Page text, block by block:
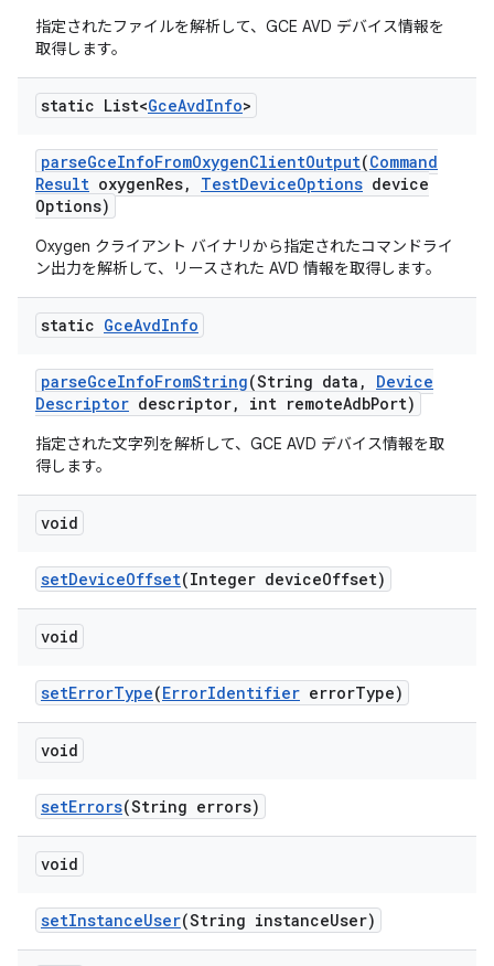
指定されたファイルを解析して、GCE AVD デバイス情報を
取得します。
static List<GceAvdInfo>
parseGceInfoFromOxygenClientOutput(Command
Result oxygenRes, TestDeviceOptions device
Options)
Oxygen クライアント バイナリから指定されたコマンドライ
ン出力を解析して、リースされた AVD 情報を取得します。
static GceAvdInfo
parseGceInfoFromString(String data ,
Device
Descriptor descriptor, int remoteAdbPort)
指定された文字列を解析して、GCE AVD デバイス情報を取
得します。
void
setDeviceOffset(Integer deviceOffset)
void
setErrorType(ErrorIdentifier errorType)
void
setErrors(String errors)
void
setInstanceUser(String instanceUser)